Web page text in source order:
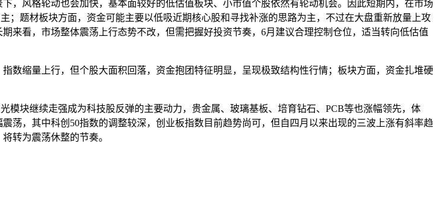
，风格轮动也会加快，基本面较好的低估值板块、小市值个股依然有轮动机会。因此短期内，在市场
题材板块方面，资金可能主要以低吸近期核心股和寻找补涨的思路为主，不过在大盘重新放量上攻
来看，市场整体震荡上行态势不改，但需把握好投资节奏，6月建议合理控制仓位，适当转向低估值
数缩量上行，但个股大面积回落，资金抱团特征明显，呈现极致结构性行情；板块方面，资金扎堆硬
块继续走强成为科技股反弹的主要动力，贵金属、玻璃基板、培育钻石、PCB等也涨幅领先，体
荡，其中科创50指数的调整较深，创业板指数目前趋势尚可，但自四月以来出现的三波上涨有斜率趋
转为震荡休整的节奏。